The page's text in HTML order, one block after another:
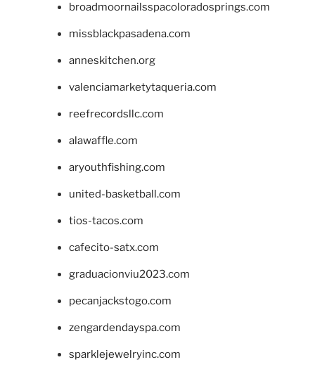
broadmoornailsspacoloradosprings.com
missblackpasadena.com
anneskitchen.org
valenciamarketytaqueria.com
reefrecordsllc.com
alawaffle.com
aryouthfishing.com
united-basketball.com
tios-tacos.com
cafecito-satx.com
graduacionviu2023.com
pecanjackstogo.com
zengardendayspa.com
sparklejewelryinc.com